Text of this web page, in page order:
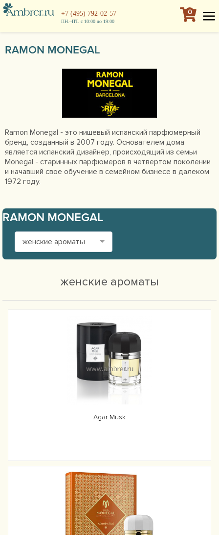
+7 (495) 792-02-57
ПН.–ПТ. с 10:00 до 19:00
0
RAMON MONEGAL
Ramon Monegal - это нишевый испанский парфюмерный
бренд, созданный в 2007 году. Основателем дома
является испанский дизайнер, происходящий из семьи
Monegal - старинных парфюмеров в четвертом поколении
и начавший свое обучение в семейном бизнесе в далеком
1972 году.
RAMON MONEGAL
женские ароматы
женские ароматы
Agar Musk